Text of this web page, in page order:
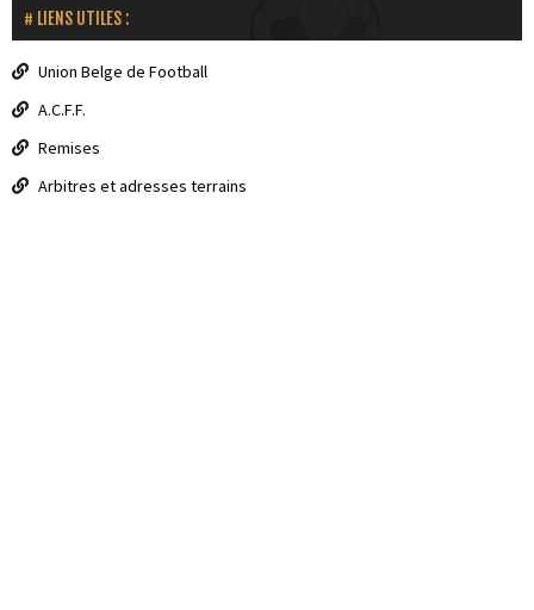
LIENS UTILES :
Union Belge de Football
A.C.F.F.
Remises
Arbitres et adresses terrains